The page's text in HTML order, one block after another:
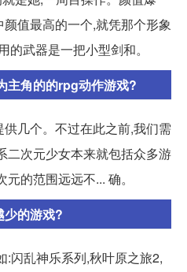
值最高的一个,就凭那个形象
武器是一把小型剑和。
主角的的rpg动作游戏?
几个。不过在此之前,我们需
二次元少女本来就包括众多游
的范围远远不... 确。
的游戏?
:闪乱神乐系列,秋叶原之旅2,